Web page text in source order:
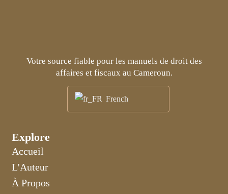
Votre source fiable pour les manuels de droit des
affaires et fiscaux au Cameroun.
French
Explore
Accueil
L'Auteur
À Propos